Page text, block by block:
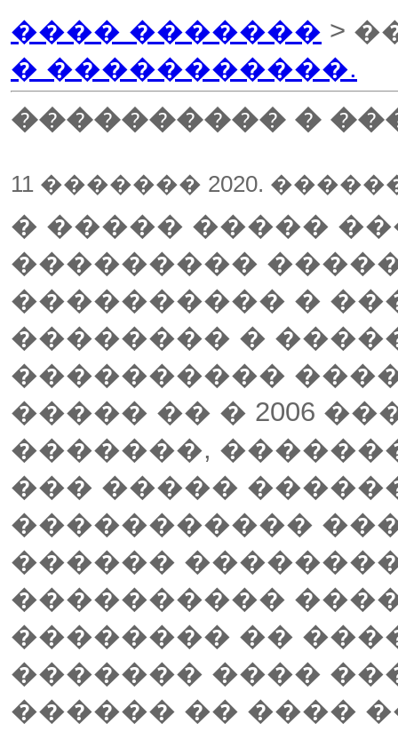
���� ������� >
� �����������.
���������� �
11 ������� 2020.
� ����� �����
���������
���������� �
�������� �
����������
����� �� � 2006
�������,
��� �����
�����������
������
����������
�������� ��
������� ����
������ �� ����